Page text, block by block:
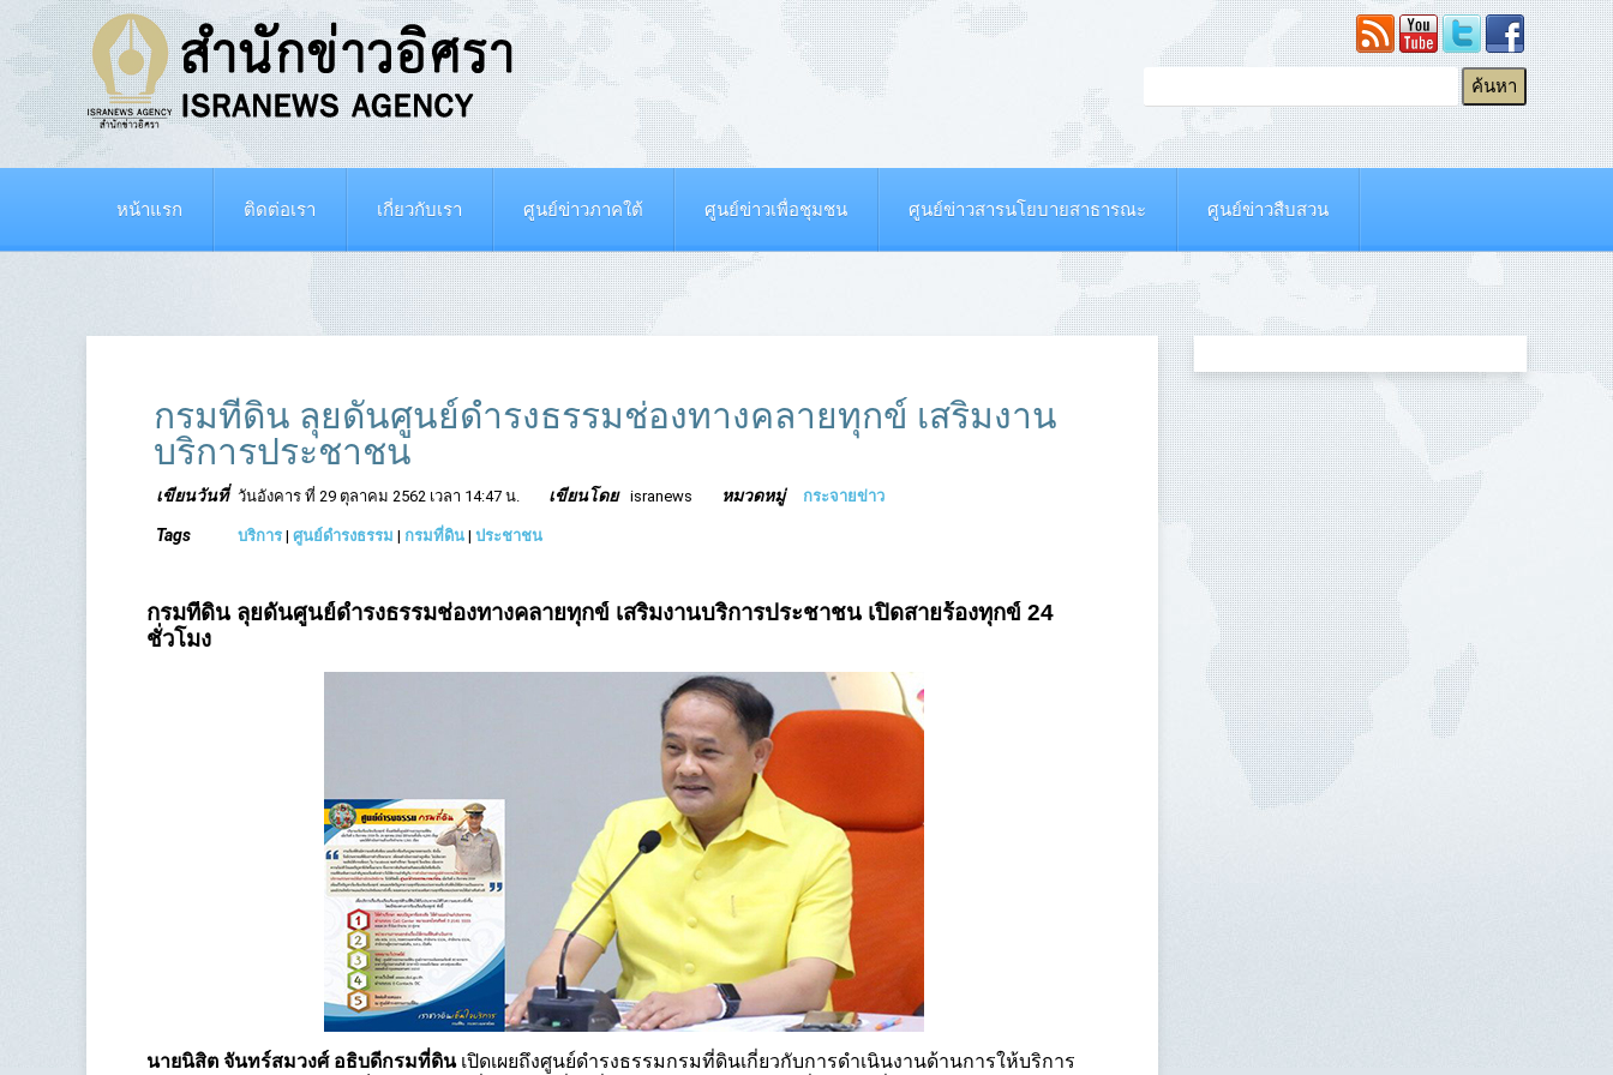
หน้าแรก ติดต่อเรา เกี่ยวกับเรา ศูนย์ข่าวภาคใต้ ศูนย์ข่าวเพื่อชุมชน ศูนย์ข่าวสารนโยบายสาธารณะ ศูนย์ข่าวสืบสวน
กรมที่ดิน ลุยดันศูนย์ดำรงธรรมช่องทางคลายทุกข์ เสริมงาน
บริการประชาชน
เขียนวันที่ วันอังคาร ที่ 29 ตุลาคม 2562 เวลา 14:47 น. เขียนโดย isranews หมวดหมู่ กระจายข่าว
Tags บริการ | ศูนย์ดำรงธรรม | กรมที่ดิน | ประชาชน
กรมที่ดิน ลุยดันศูนย์ดำรงธรรมช่องทางคลายทุกข์ เสริมงานบริการประชาชน เปิดสายร้องทุกข์ 24
ชั่วโมง
นายนิสิต จันทร์สมวงศ์ อธิบดีกรมที่ดินเปิดเผยถึงศูนย์ดำรงธรรมกรมที่ดินเกี่ยวกับการดำเนินงานด้านการให้บริการ